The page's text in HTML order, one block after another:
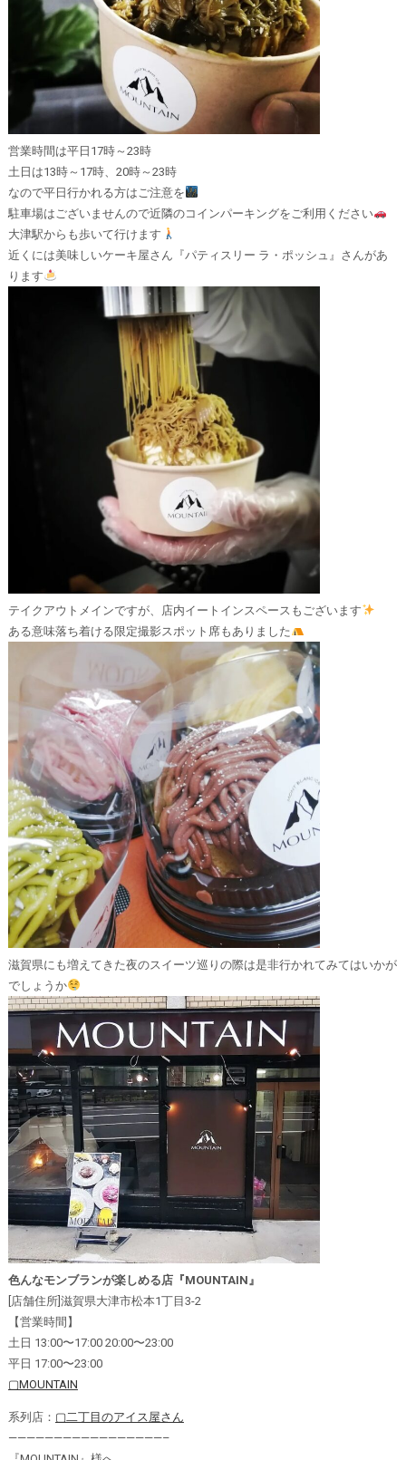
営業時間は平日17時～23時⁡
⁡土日は13時～⁡17時、20時～23時
⁡なので平日行かれる方はご注意を
⁡駐車場はございませんので近隣のコインパーキングをご利用ください
⁡大津駅からも歩いて行けます
⁡近くには美味しいケーキ屋さん『パティスリー ラ・ポッシュ』さんがあ
ります
⁡⁡テイクアウトメインですが、店内イートインスペースもございます
ある意味落ち着ける⁡限定撮影スポット席もありました
滋賀県にも増えてきた⁡夜のスイーツ巡りの際は是非行かれてみてはいかが
でしょうか
色んなモンブランが楽しめる店『MOUNTAIN』
[店舗住所]滋賀県大津市松本1丁目3-2
【営業時間】
土日 13:00〜17:00 20:00〜23:00
平日 17:00〜23:00
▢MOUNTAIN
系列店： ▢二丁目のアイス屋さん
—————————————————–